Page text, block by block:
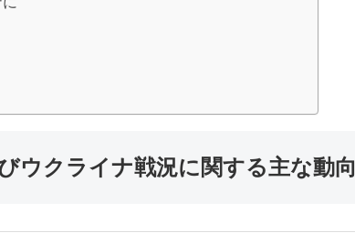
ウクライナ戦況に関する主な動向